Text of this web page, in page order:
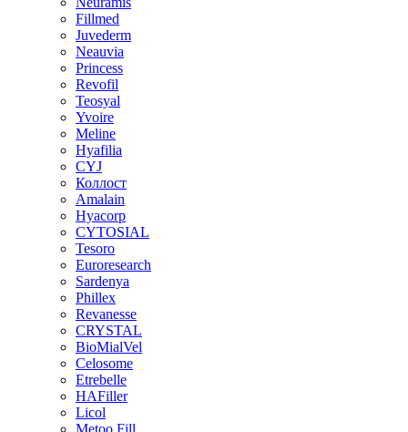
Fillmed
Juvederm
Neauvia
Princess
Revofil
Teosyal
Yvoire
Meline
Hyafilia
CYJ
Коллост
Amalain
Hyacorp
CYTOSIAL
Tesoro
Euroresearch
Sardenya
Phillex
Revanesse
CRYSTAL
BioMialVel
Celosome
Etrebelle
HAFiller
Licol
Metoo Fill